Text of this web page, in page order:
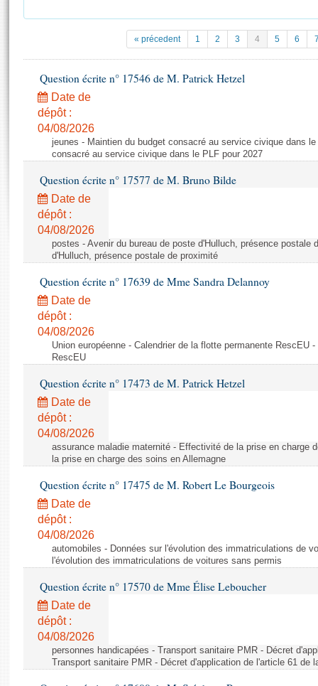
Projets de loi
Propositions de loi
Amendements
Textes adoptés
Rapports législatifs
Rapports sur l'application des lois
Baromètre de l’application des lois
Dossiers législatifs
Budget et sécurité sociale
Questions écrites et orales
Comptes rendus des débats
Documents de référence
( Constitution | Règlement de l'Assemblée ... )
Histoire
Juniors
Anciennes législatures
Contacts et plan d'accès
Photos libres de droit
« précedent 1 2 3 4 5 6
Question écrite n° 17546 de M. Patrick Hetzel
Date de
dépôt :
04/08/2026
jeunes - Maintien du budget consacré au service civique dans
consacré au service civique dans le PLF pour 2027
Question écrite n° 17577 de M. Bruno Bilde
Date de
dépôt :
04/08/2026
postes - Avenir du bureau de poste d'Hulluch, présence postale
d'Hulluch, présence postale de proximité
Question écrite n° 17639 de Mme Sandra Delannoy
Date de
dépôt :
04/08/2026
Union européenne - Calendrier de la flotte permanente RescEU
RescEU
Question écrite n° 17473 de M. Patrick Hetzel
Date de
dépôt :
04/08/2026
assurance maladie maternité - Effectivité de la prise en charge
la prise en charge des soins en Allemagne
Question écrite n° 17475 de M. Robert Le Bourgeois
Date de
dépôt :
04/08/2026
automobiles - Données sur l'évolution des immatriculations de
l'évolution des immatriculations de voitures sans permis
Question écrite n° 17570 de Mme Élise Leboucher
Date de
dépôt :
04/08/2026
personnes handicapées - Transport sanitaire PMR - Décret
Transport sanitaire PMR - Décret d'application de l'article 61 de